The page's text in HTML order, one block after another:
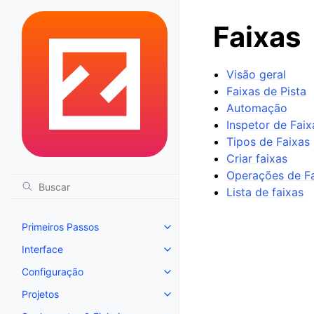
Primeiros Passos
Toggle navigation of Primeiros
Interface
Toggle navigation of Interface
Configuração
Toggle navigation of
Projetos
Toggle navigation of Projetos
Faixas
Visão geral
Faixas de Pista
Automação
Inspetor de
Tipos de Faixas
Criar faixas
Operações de
Lista de faixas